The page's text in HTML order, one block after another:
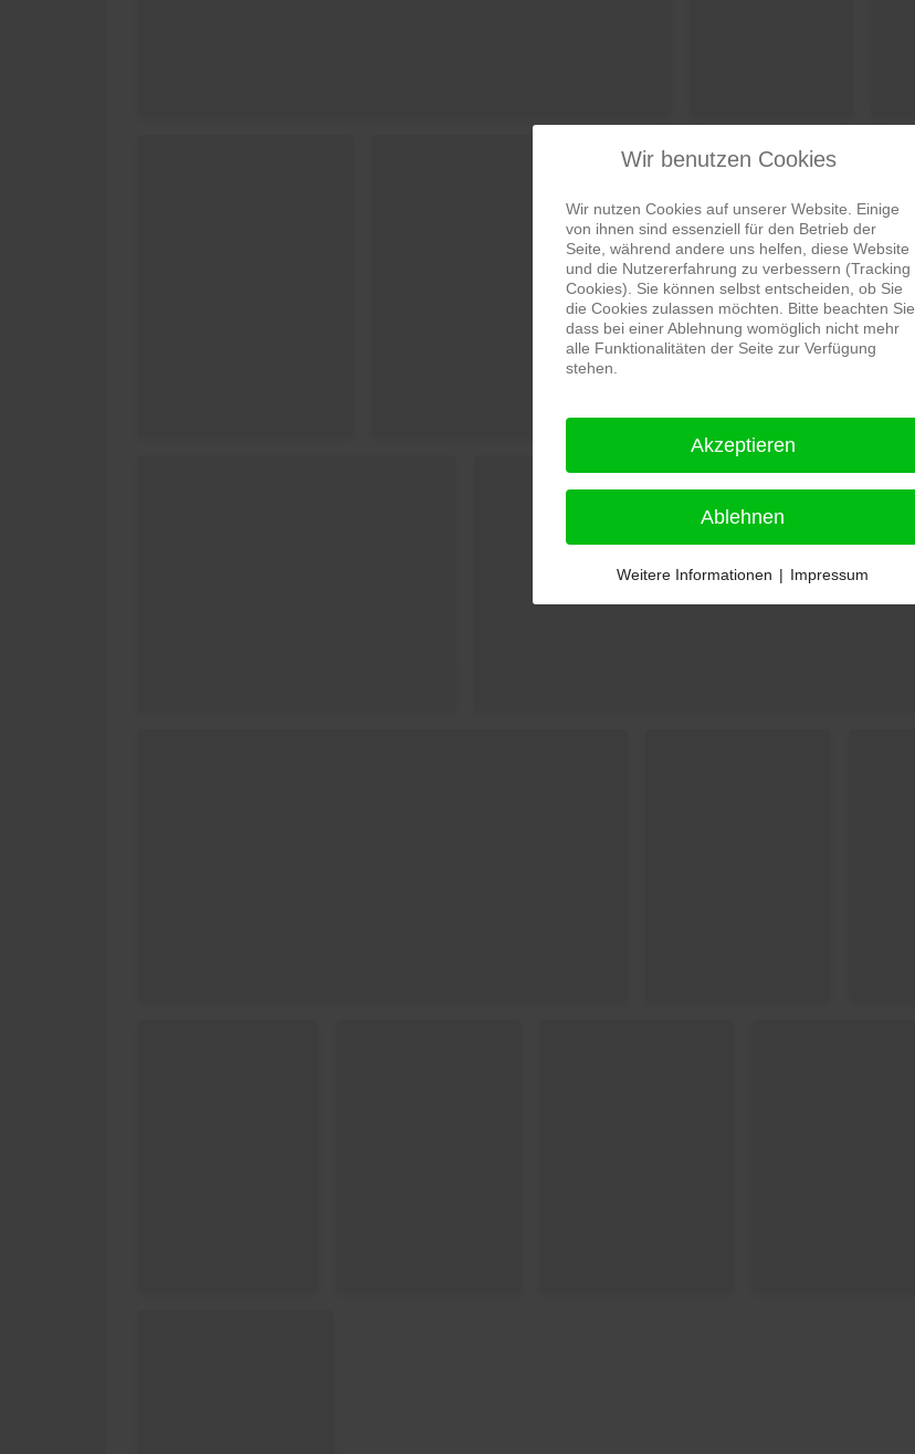
Wir benutzen Cookies
Wir nutzen Cookies auf unserer Website. Einige
von ihnen sind essenziell für den Betrieb der
Seite, während andere uns helfen, diese Website
und die Nutzererfahrung zu verbessern (Tracking
Cookies). Sie können selbst entscheiden, ob Sie
die Cookies zulassen möchten. Bitte beachten Sie,
dass bei einer Ablehnung womöglich nicht mehr
alle Funktionalitäten der Seite zur Verfügung
stehen.
Akzeptieren
Ablehnen
Weitere Informationen | Impressum